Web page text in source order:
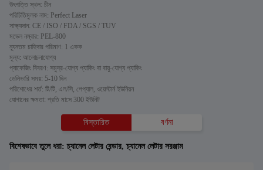
উৎপত্তি স্থল: চীন
পরিচিতিমুলক নাম: Perfect Laser
সাক্ষ্যদান: CE / ISO / FDA / SGS / TUV
মডেল নম্বার: PEL-800
ন্যূনতম চাহিদার পরিমাণ: 1 একক
মূল্য: আলোচনাযোগ্য
প্যাকেজিং বিবরণ: সমুদ্র-যোগ্য প্যাকিং বা বায়ু-যোগ্য প্যাকিং
ডেলিভারি সময়: 5-10 দিন
পরিশোধের শর্ত: টি/টি, এল/সি, পেপ্যাল, ওয়েস্টার্ন ইউনিয়ন
যোগানের ক্ষমতা: প্রতি মাসে 300 ইউনিট
বিস্তারিত বর্ণনা
বিশেষভাবে তুলে ধরা:চ্যানেল লেটার বেন্ডার,চ্যানেল লেটার সরঞ্জাম